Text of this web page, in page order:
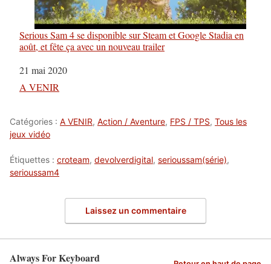
Serious Sam 4 se disponible sur Steam et Google Stadia en
août, et fête ça avec un nouveau trailer
Date
21 mai 2020
Par rapport à
A VENIR
Catégories : A VENIR, Action / Aventure, FPS / TPS, Tous les
jeux vidéo
Étiquettes : croteam, devolverdigital, serioussam(série),
serioussam4
Laissez un commentaire
Always For Keyboard